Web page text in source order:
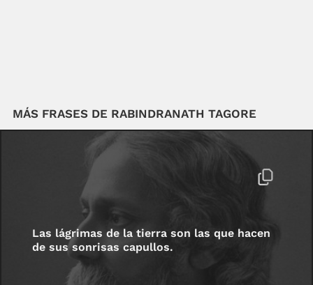
MÁS FRASES DE RABINDRANATH TAGORE
Las lágrimas de la tierra son las que hacen
de sus sonrisas capullos.